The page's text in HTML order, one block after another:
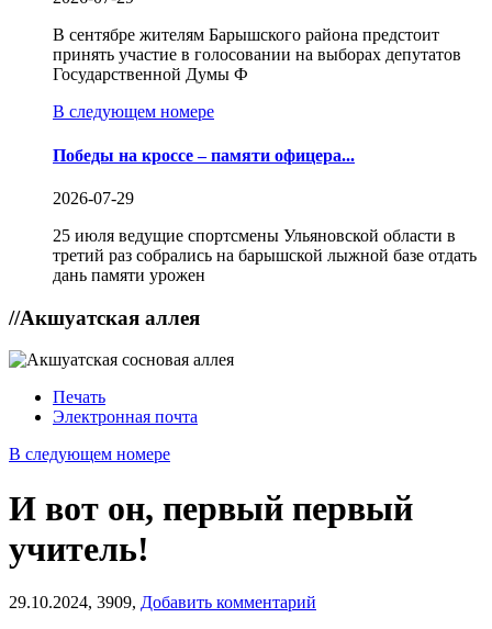
В сентябре жителям Барышского района предстоит
принять участие в голосовании на выборах депутатов
Государственной Думы Ф
В следующем номере
Победы на кроссе – памяти офицера...
2026-07-29
25 июля ведущие спортсмены Ульяновской области в
третий раз собрались на барышской лыжной базе отдать
дань памяти урожен
//Акшуатская аллея
Печать
Электронная почта
В следующем номере
И вот он, первый первый
учитель!
29.10.2024, 3909, Добавить комментарий